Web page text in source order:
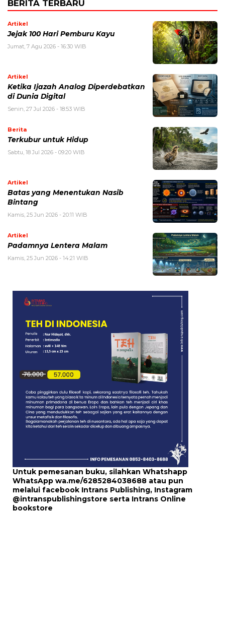
BERITA TERBARU
Artikel
Jejak 100 Hari Pemburu Kayu
Jumat, 7 Agu 2026 - 16:30 WIB
Artikel
Ketika Ijazah Analog Diperdebatkan
di Dunia Digital
Senin, 27 Jul 2026 - 18:53 WIB
Berita
Terkubur untuk Hidup
Sabtu, 18 Jul 2026 - 09:20 WIB
Artikel
Batas yang Menentukan Nasib
Bintang
Kamis, 25 Jun 2026 - 20:11 WIB
Artikel
Padamnya Lentera Malam
Kamis, 25 Jun 2026 - 14:21 WIB
Untuk pemesanan buku, silahkan Whatshapp
WhatsApp wa.me/6285284038688 atau pun
melalui facebook Intrans Publishing, Instagram
@intranspublishingstore serta Intrans Online
bookstore